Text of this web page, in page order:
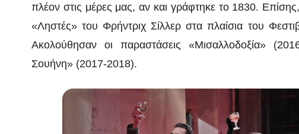
πλέον στις μέρες μας, αν και γράφτηκε το 1830.
«Ληστές» του Φρήντριχ Σίλλερ στα πλαίσια του
Ακολούθησαν οι παραστάσεις «Μισαλλοδοξία»
Σουήνη» (2017-2018).